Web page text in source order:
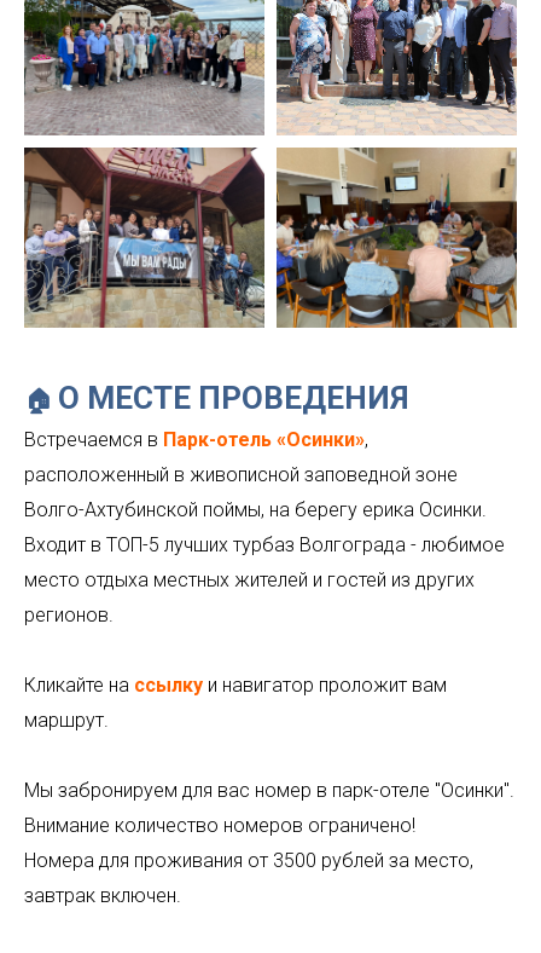
🏠 О МЕСТЕ ПРОВЕДЕНИЯ
Встречаемся в Парк-отель «Осинки»,
расположенный в живописной заповедной зоне
Волго-Ахтубинской поймы, на берегу ерика Осинки.
Входит в ТОП-5 лучших турбаз Волгограда - любимое
место отдыха местных жителей и гостей из других
регионов.
Кликайте на ссылку и навигатор проложит вам
маршрут.
Мы забронируем для вас номер в парк-отеле "Осинки".
Внимание количество номеров ограничено!
Номера для проживания от 3500 рублей за место,
завтрак включен.